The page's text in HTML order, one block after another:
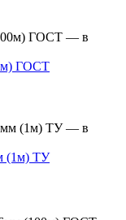
ГОСТ
(1м) ТУ